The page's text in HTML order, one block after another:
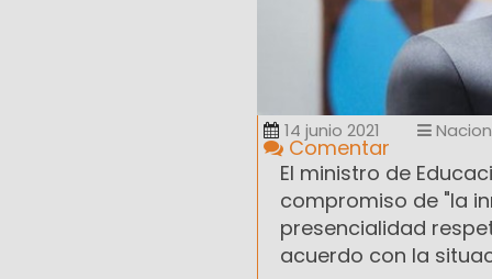
14 junio 2021
Comentar
El ministro de
compromiso de "la
presencialidad
acuerdo con la